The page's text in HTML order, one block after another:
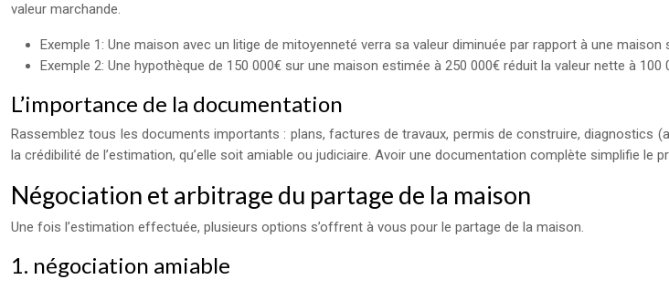
valeur marchande.
Exemple 1: Une maison avec un litige de mitoyenneté verra sa valeur diminuée par rapport à une maison
Exemple 2: Une hypothèque de 150 000€ sur une maison estimée à 250 000€ réduit la valeur nette à 100
L’importance de la documentation
Rassemblez tous les documents importants : plans, factures de travaux, permis de construire,
la crédibilité de l’estimation, qu’elle soit amiable ou judiciaire. Avoir une documentation complète simplifie le
Négociation et arbitrage du partage de la maison
Une fois l’estimation effectuée, plusieurs options s’offrent à vous pour le partage de la maison.
1. négociation amiable